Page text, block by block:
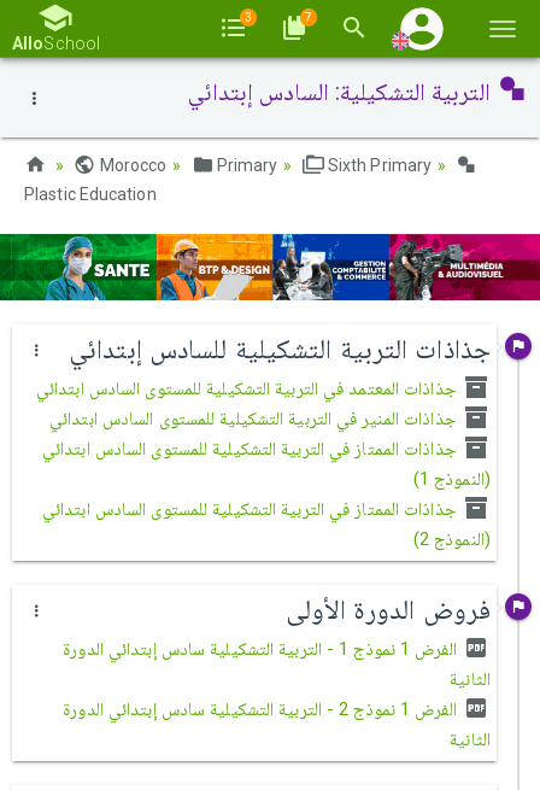
AlloSchool
3 7
التربية التشكيلية: السادس إبتدائي
Morocco Primary
Sixth Primary
Plastic Education
جذاذات التربية التشكيلية للسادس إبتدائي
جذاذات المعتمد في التربية التشكيلية للمستوى السادس ابتدائي
جذاذات المنير في التربية التشكيلية للمستوى السادس ابتدائي
جذاذات الممتاز في التربية التشكيلية للمستوى السادس ابتدائي
(النموذج 1)
جذاذات الممتاز في التربية التشكيلية للمستوى السادس ابتدائي
(النموذج 2)
فروض الدورة الأولى
الفرض 1 نموذج 1 - التربية التشكيلية سادس إبتدائي الدورة
الثانية
الفرض 1 نموذج 2 - التربية التشكيلية سادس إبتدائي الدورة
الثانية